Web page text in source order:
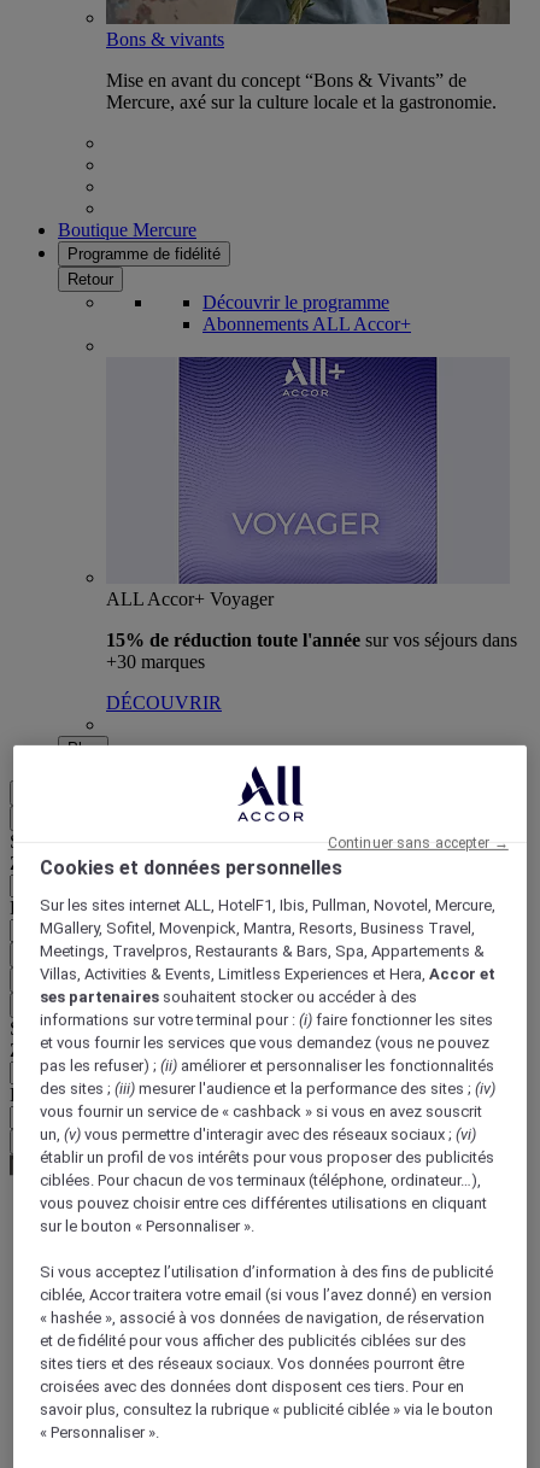
Bons & vivants
Mise en avant du concept “Bons & Vivants” de
Mercure, axé sur la culture locale et la gastronomie.
Boutique Mercure
Programme de fidélité
Retour
Découvrir le programme
Abonnements ALL Accor+
ALL Accor+ Voyager
15% de réduction toute l'année sur vos séjours dans
+30 marques
DÉCOUVRIR
Plus
Sélectionnez votre zone et votre langue ci-dessous
Zone géographique
Pays/Région - Langue
Valider votre zone et votre langue
EUR (€)
Retour
Sélectionnez votre devise ci-dessous
Zone géographique
Devise
Valider ma devise
World
Brazil
Bahia
Itaparica
Cookies et données personnelles
Sur les sites internet ALL, HotelF1, Ibis, Pullman, Novotel, Mercure,
MGallery, Sofitel, Movenpick, Mantra, Resorts, Business Travel,
Meetings, Travelpros, Restaurants & Bars, Spa, Appartements &
Villas, Activities & Events, Limitless Experiences et Hera,Accor et
ses partenaires souhaitent stocker ou accéder à des
informations sur votre terminal pour :(i) faire fonctionner les sites
et vous fournir les services que vous demandez (vous ne pouvez
pas les refuser) ;(ii) améliorer et personnaliser les fonctionnalités
des sites ;(iii) mesurer l'audience et la performance des sites ;(iv)
vous fournir un service de « cashback » si vous en avez souscrit
un,(v) vous permettre d'interagir avec des réseaux sociaux ;(vi)
établir un profil de vos intérêts pour vous proposer des publicités
ciblées. Pour chacun de vos terminaux (téléphone, ordinateur…),
vous pouvez choisir entre ces différentes utilisations en cliquant
sur le bouton « Personnaliser ».
Si vous acceptez l’utilisation d’information à des fins de publicité
ciblée, Accor traitera votre email (si vous l’avez donné) en version
« hashée », associé à vos données de navigation, de réservation
et de fidélité pour vous afficher des publicités ciblées sur des
sites tiers et des réseaux sociaux. Vos données pourront être
croisées avec des données dont disposent ces tiers. Pour en
savoir plus, consultez la rubrique « publicité ciblée » via le bouton
« Personnaliser ».
Continuer sans accepter →